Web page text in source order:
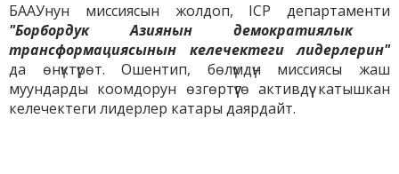
БААУнун миссиясын жолдоп, ICP департаменти
"Борбордук Азиянын демократиялык
трансформациясынын келечектеги лидерлерин"
да өнүктүрөт. Ошентип, бөлүмдүн миссиясы жаш
муундарды коомдорун өзгөртүүгө активдүү катышкан
келечектеги лидерлер катары даярдайт.